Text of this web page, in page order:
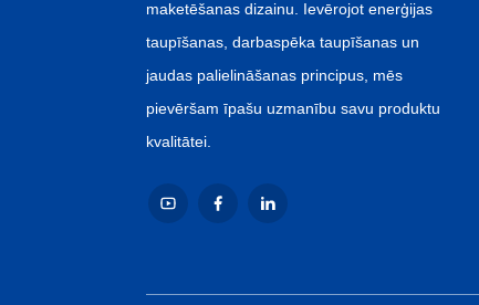
maketēšanas dizainu. Ievērojot enerģijas
taupīšanas, darbaspēka taupīšanas un
jaudas palielināšanas principus, mēs
pievēršam īpašu uzmanību savu produktu
kvalitātei.